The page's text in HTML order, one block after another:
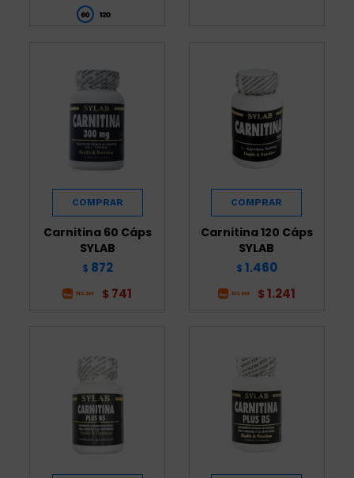
Carnitina 60 Cáps
SYLAB
$ 872
$ 741
Carnitina 120 Cáps
SYLAB
$ 1.460
$ 1.241